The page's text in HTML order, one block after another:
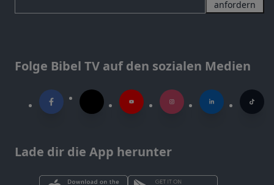
anfordern
Folge Bibel TV auf den sozialen Medien
Lade dir die App herunter